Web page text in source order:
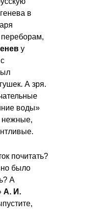
в
у
А зря.
воды»
почитать?
было
А
А. И.